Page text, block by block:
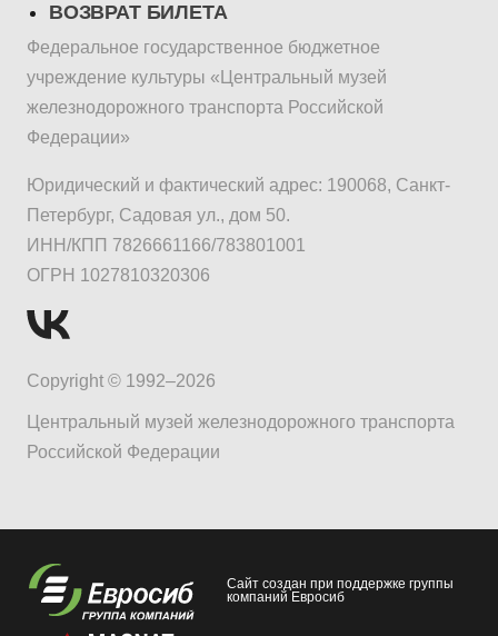
ВОЗВРАТ БИЛЕТА
Федеральное государственное бюджетное
учреждение культуры «Центральный музей
железнодорожного транспорта Российской
Федерации»
Юридический и фактический адрес: 190068, Санкт-
Петербург, Садовая ул., дом 50.
ИНН/КПП 7826661166/783801001
ОГРН 1027810320306
Copyright © 1992–2026
Центральный музей железнодорожного транспорта
Российской Федерации
Сайт создан при поддержке группы
компаний Евросиб